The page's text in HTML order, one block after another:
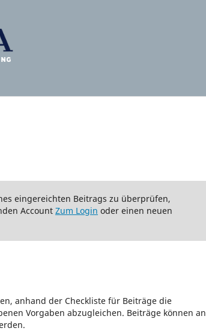
eingereichten Beitrags zu überprüfen,
Account Zum Login oder einen neuen
anhand der Checkliste für Beiträge die
Vorgaben abzugleichen. Beiträge können an